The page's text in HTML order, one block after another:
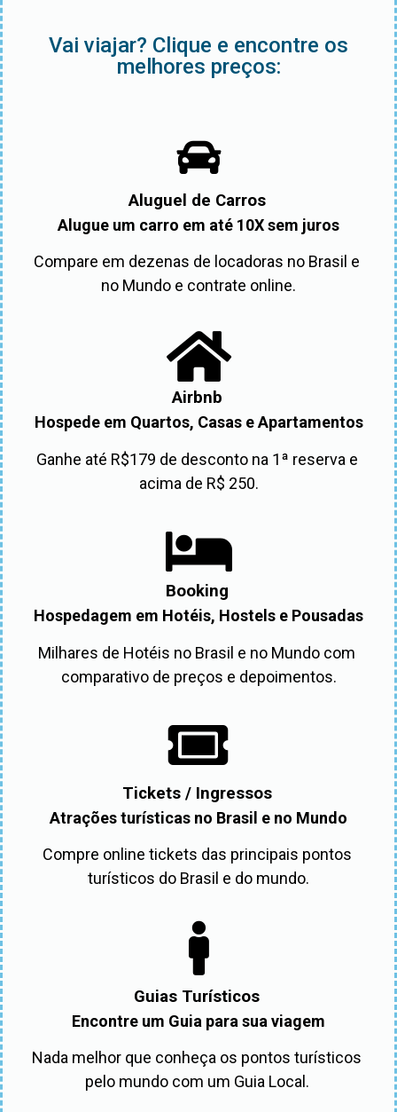
Vai viajar? Clique e encontre os
melhores preços:
Aluguel de Carros
Alugue um carro em até 10X sem juros
Compare em dezenas de locadoras no Brasil e
no Mundo e contrate online.
Airbnb
Hospede em Quartos, Casas e Apartamentos
Ganhe até R$179 de desconto na 1ª reserva e
acima de R$ 250.
Booking
Hospedagem em Hotéis, Hostels e Pousadas
Milhares de Hotéis no Brasil e no Mundo com
comparativo de preços e depoimentos.
Tickets / Ingressos
Atrações turísticas no Brasil e no Mundo
Compre online tickets das principais pontos
turísticos do Brasil e do mundo.
Guias Turísticos
Encontre um Guia para sua viagem
Nada melhor que conheça os pontos turísticos
pelo mundo com um Guia Local.